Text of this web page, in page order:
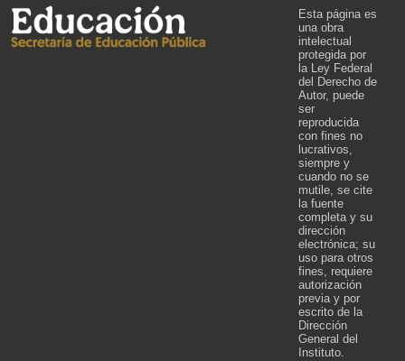
Esta página es
una obra
intelectual
protegida por
la Ley Federal
del Derecho de
Autor, puede
ser
reproducida
con fines no
lucrativos,
siempre y
cuando no se
mutile, se cite
la fuente
completa y su
dirección
electrónica; su
uso para otros
fines, requiere
autorización
previa y por
escrito de la
Dirección
General del
Instituto.